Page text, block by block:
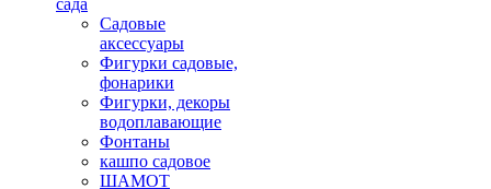
сада
Садовые
аксессуары
Фигурки садовые,
фонарики
Фигурки, декоры
водоплавающие
Фонтаны
кашпо садовое
ШАМОТ